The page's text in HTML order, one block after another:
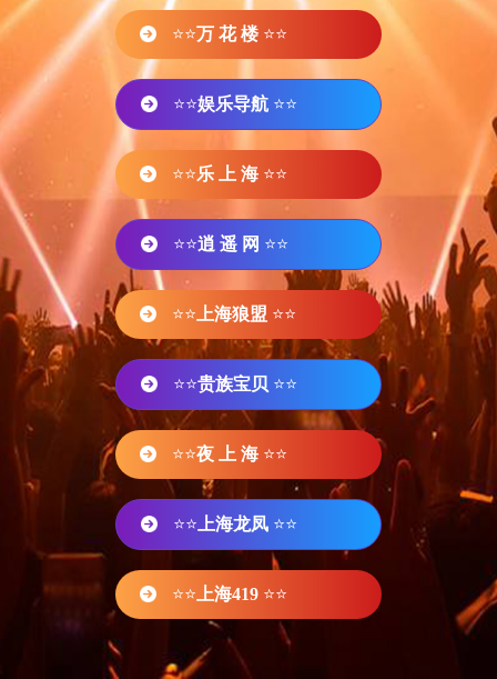
⭐⭐万 花 楼 ⭐⭐
⭐⭐娱乐导航 ⭐⭐
⭐⭐乐 上 海 ⭐⭐
⭐⭐逍 遥 网 ⭐⭐
⭐⭐ 上海狼盟 ⭐⭐
⭐⭐贵族宝贝 ⭐⭐
⭐⭐夜 上 海 ⭐⭐
⭐⭐ 上海龙凤 ⭐⭐
⭐⭐ 上海419 ⭐⭐